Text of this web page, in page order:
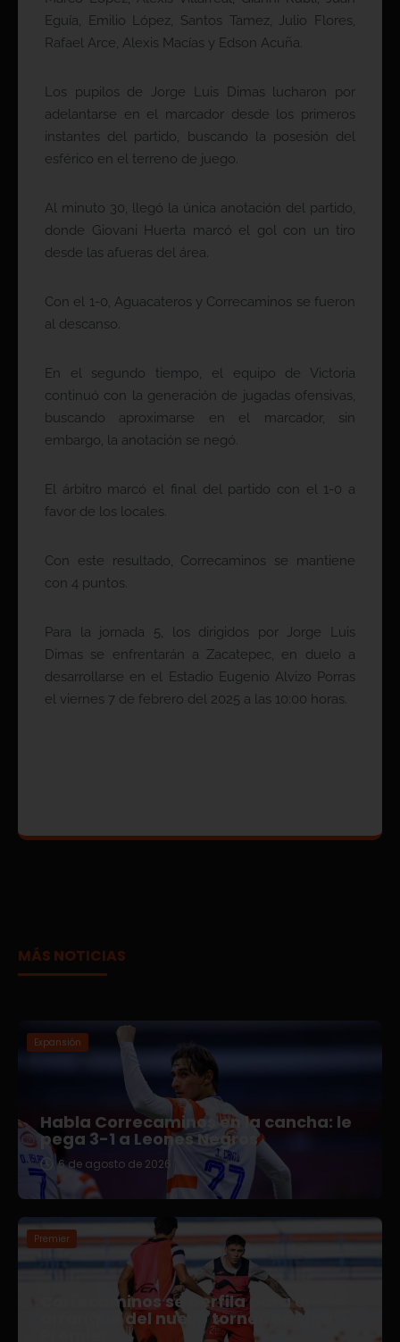
Eguía, Emilio López, Santos Tamez, Julio Flores,
Rafael Arce, Alexis Macías y Edson Acuña.
Los pupilos de Jorge Luis Dimas lucharon por
adelantarse en el marcador desde los primeros
instantes del partido, buscando la posesión del
esférico en el terreno de juego.
Al minuto 30, llegó la única anotación del partido,
donde Giovani Huerta marcó el gol con un tiro
desde las afueras del área.
Con el 1-0, Aguacateros y Correcaminos se fueron
al descanso.
En el segundo tiempo, el equipo de Victoria
continuó con la generación de jugadas ofensivas,
buscando aproximarse en el marcador, sin
embargo, la anotación se negó.
El árbitro marcó el final del partido con el 1-0 a
favor de los locales.
Con este resultado, Correcaminos se mantiene
con 4 puntos.
Para la jornada 5, los dirigidos por Jorge Luis
Dimas se enfrentarán a Zacatepec, en duelo a
desarrollarse en el Estadio Eugenio Alvizo Porras
el viernes 7 de febrero del 2025 a las 10:00 horas.
MÁS NOTICIAS
Expansión
Habla Correcaminos en la cancha: le
pega 3-1 a Leones Negros
6 de agosto de 2026
Premier
Correcaminos se perfila para el
arranque del nuevo torneo en Liga